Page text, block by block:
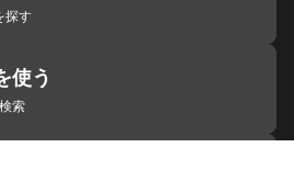
探す
使う
索